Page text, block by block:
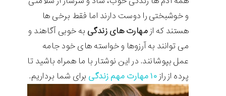
و خوشبختی را دوست دارند اما فقط برخی ها
هستند که از مهارت های زندگی به خوبی آگاهند و
می توانند به آرزوها و خواسته های خود جامه
عمل بپوشانند. در این نوشتار با ما همراه باشید تا
پرده از راز ۱۰ مهارت مهم زندگی برای شما برداریم.